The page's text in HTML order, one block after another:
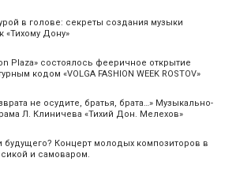
в голове: секреты создания музыки
«Тихому Дону»
Plaza» состоялось фееричное открытие
кодом «VOLGA FASHION WEEK ROSTOV»
не осудите, братья, брата…» Музыкально-
Л. Клиничева «Тихий Дон. Мелехов»
будущего? Концерт молодых композиторов в
и самоваром.